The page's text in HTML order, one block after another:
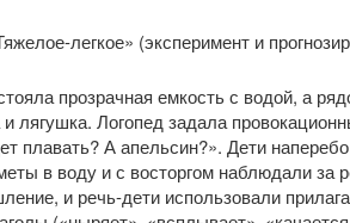
легкое» (эксперимент и
прозрачная емкость с водой, а
и лягушка. Логопед задала
плавать? А апельсин?». Дети
в воду и с восторгом наблюдали за
и речь-дети использовали